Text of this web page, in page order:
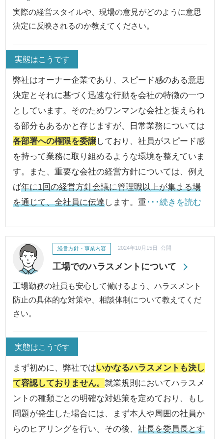
実際の経営スタイルや、現場の意見がどのように意思
決定に反映されるのか教えてください。
実態はこうです
弊社はオーナー企業であり、スピード感のある意思
決定とそれに基づく迅速な行動を会社の特徴の一つ
としています。そのためワンマンな会社と捉えられ
る部分もあるかと存じますが、日常業務については
各部署への権限を委譲しており、社員がスピード感
を持って業務に取り組めるような環境を整えていま
す。また、重要な会社の経営方針については、例え
ば年に1回の経営方針会議に管理職以上が集まる場
を通じて、全社員に伝達します。重･･･続きを読む
工場でのハラスメントについて
経営方針・事業内容 2024年10月15日 公開
工場勤務の社員も安心して働けるよう、ハラスメント
防止の具体的な対策や、相談体制について教えてくだ
さい。
実態はこうです
まず初めに、弊社ではいかなるハラスメントも決し
て容認しておりません。 就業規則においてハラスメ
ントの種類ごとの明確な対処策を定めており、もし
問題が発生した場合には、まず本人や周囲の社員か
らのヒアリングを行い、その後、社長を委員長とす